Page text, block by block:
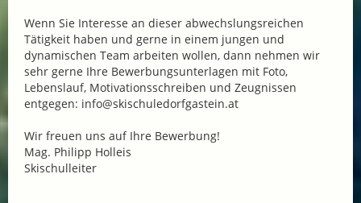
Wenn Sie Interesse an dieser abwechslungsreichen
Tätigkeit haben und gerne in einem jungen und
dynamischen Team arbeiten wollen, dann nehmen wir
sehr gerne Ihre Bewerbungsunterlagen mit Foto,
Lebenslauf, Motivationsschreiben und Zeugnissen
entgegen: info@skischuledorfgastein.at
Wir freuen uns auf Ihre Bewerbung!
Mag. Philipp Holleis
Skischulleiter